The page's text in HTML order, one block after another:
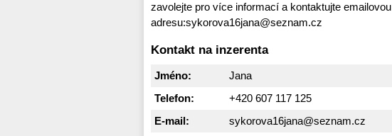
zavolejte pro více informací a kontaktujte emailovou
adresu:sykorova16jana@seznam.cz
Kontakt na inzerenta
Jméno:
Jana
Telefon:
+420 607 117 125
E-mail:
sykorova16jana@seznam.cz